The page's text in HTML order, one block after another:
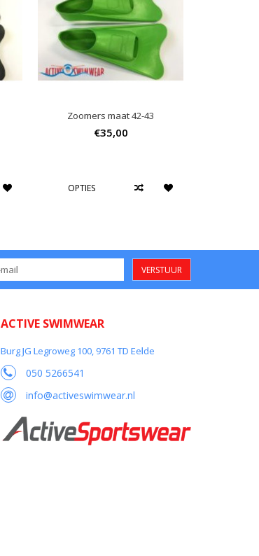
Zoomers maat 42-43
€35,00
OPTIES
VERSTUUR
ACTIVE SWIMWEAR
Burg JG Legroweg 100, 9761 TD Eelde
050 5266541
info@activeswimwear.nl